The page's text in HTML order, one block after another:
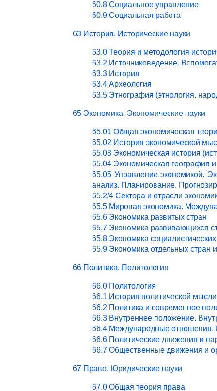
60.8 Социальное управление
60.9 Социальная работа
63 История. Исторические науки
63.0 Теория и методология
63.2 Источниковедение.
63.3 История
63.4 Археология
63.5 Этнография (этнология,
65 Экономика. Экономические науки
65.01 Общая экономическая
65.02 История экономической
65.03 Экономическая история
65.04 Экономическая география
65.05 Управление экономикой.
анализ. Планирование.
65.2/4 Сектора и отрасли
65.5 Мировая экономика.
65.6 Экономика развитых стран
65.7 Экономика развивающихся
65.8 Экономика
65.9 Экономика отдельных стран
66 Политика. Политология
66.0 Политология
66.1 История политической мысли
66.2 Политика и современное
66.3 Внутреннее положение.
66.4 Международные отношения.
66.6 Политические движения и
66.7 Общественные движения и
67 Право. Юридические науки
67.0 Общая теория права